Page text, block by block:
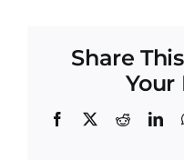
Share
Your
Facebook
X Reddit